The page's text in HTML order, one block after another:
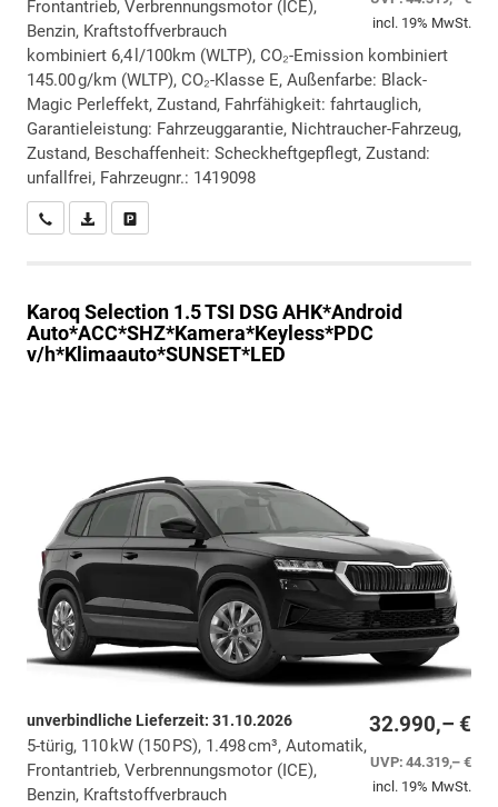
incl. 19% MwSt.
Frontantrieb, Verbrennungsmotor (ICE),
Benzin, Kraftstoffverbrauch
kombiniert 6,4 l/100km (WLTP), CO₂-Emission kombiniert
145.00 g/km (WLTP), CO₂-Klasse E, Außenfarbe: Black-
Magic Perleffekt, Zustand, Fahrfähigkeit: fahrtauglich,
Garantieleistung: Fahrzeuggarantie, Nichtraucher-Fahrzeug,
Zustand, Beschaffenheit: Scheckheftgepflegt, Zustand:
unfallfrei, Fahrzeugnr.: 1419098
Wir rufen Sie anPDF-Datei, Fahrzeugexposé drucken
KaroqSelection 1.5 TSI DSG AHK*Android
Auto*ACC*SHZ*Kamera*Keyless*PDC
v/h*Klimaauto*SUNSET*LED
32.990,– €
UVP:44.319,– €
incl. 19% MwSt.
unverbindliche Lieferzeit: 31.10.2026
5-türig, 110 kW (150 PS), 1.498 cm³, Automatik,
Frontantrieb, Verbrennungsmotor (ICE),
Benzin, Kraftstoffverbrauch